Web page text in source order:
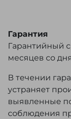
Гарантия
Гарантийный
месяцев со
В течении
устраняет
выявленные
соблюдения